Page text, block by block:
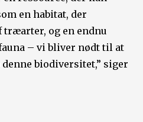
en habitat, der
og en endnu
– vi bliver nødt til at
biodiversitet,” siger